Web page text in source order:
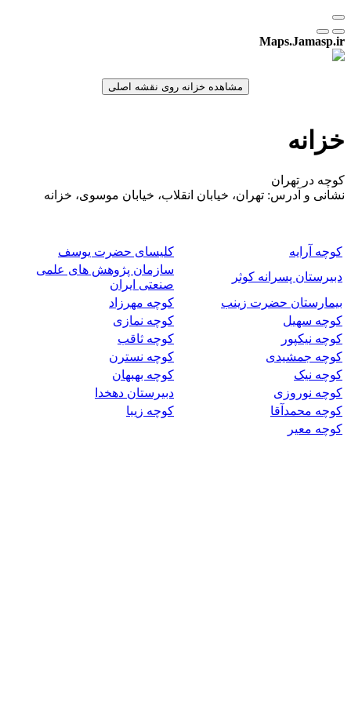
Maps.Jamasp.ir
خزانه
کوچه در تهران
نشانی و آدرس: تهران، خیابان انقلاب، خیابان موسوی، خزانه
کوچه آرایه
کلیسای حضرت یوسف
دبیرستان پسرانه کوثر
سازمان پژوهش های علمی
صنعتی ایران
بیمارستان حضرت زینب
کوچه مهرزاد
کوچه سهیل
کوچه نمازی
کوچه نیکپور
کوچه ثاقب
کوچه جمشیدی
کوچه نسترن
کوچه نیک
کوچه بهبهان
کوچه نوروزی
دبیرستان دهخدا
کوچه محمدآقا
کوچه زیبا
کوچه معیر